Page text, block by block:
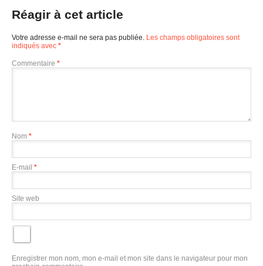
Réagir à cet article
Votre adresse e-mail ne sera pas publiée. Les champs obligatoires sont
indiqués avec *
Commentaire *
Nom *
E-mail *
Site web
Enregistrer mon nom, mon e-mail et mon site dans le navigateur pour mon